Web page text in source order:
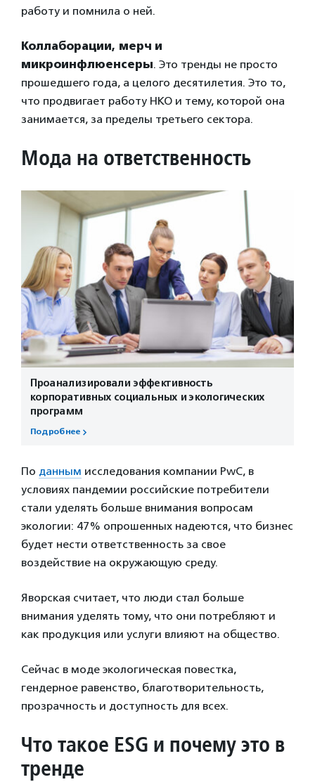
работу и помнила о ней.
Коллаборации, мерч и
микроинфлюенсеры. Это тренды не просто
прошедшего года, а целого десятилетия. Это то,
что продвигает работу НКО и тему, которой она
занимается, за пределы третьего сектора.
Мода на ответственность
Проанализировали эффективность
корпоративных социальных и экологических
программ
Подробнее
По данным исследования компании PwC, в
условиях пандемии российские потребители
стали уделять больше внимания вопросам
экологии: 47% опрошенных надеются, что бизнес
будет нести ответственность за свое
воздействие на окружающую среду.
Яворская считает, что люди стал больше
внимания уделять тому, что они потребляют и
как продукция или услуги влияют на общество.
Сейчас в моде экологическая повестка,
гендерное равенство, благотворительность,
прозрачность и доступность для всех.
Что такое ESG и почему это в
тренде